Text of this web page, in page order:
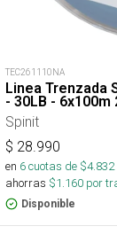
TEC261110NA
Linea Trenzada
- 30LB - 6x100m
Spinit
$ 28.990
en 6cuotas de $4.832
ahorras $1.160 por
Disponible